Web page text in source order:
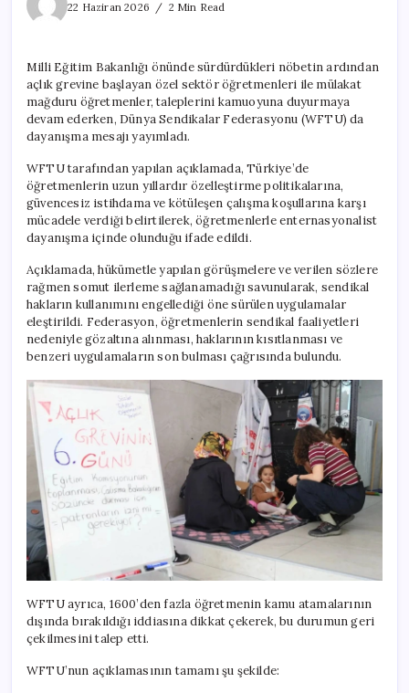
22 Haziran 2026
2 Min Read
uluslararası
destek
için
Milli Eğitim Bakanlığı önünde sürdürdükleri nöbetin ardından
açlık grevine başlayan özel sektör öğretmenleri ile mülakat
mağduru öğretmenler, taleplerini kamuoyuna duyurmaya
devam ederken, Dünya Sendikalar Federasyonu (WFTU) da
dayanışma mesajı yayımladı.
WFTU tarafından yapılan açıklamada, Türkiye’de
öğretmenlerin uzun yıllardır özelleştirme politikalarına,
güvencesiz istihdama ve kötüleşen çalışma koşullarına karşı
mücadele verdiği belirtilerek, öğretmenlerle enternasyonalist
dayanışma içinde olunduğu ifade edildi.
Açıklamada, hükümetle yapılan görüşmelere ve verilen sözlere
rağmen somut ilerleme sağlanamadığı savunularak, sendikal
hakların kullanımını engellediği öne sürülen uygulamalar
eleştirildi. Federasyon, öğretmenlerin sendikal faaliyetleri
nedeniyle gözaltına alınması, haklarının kısıtlanması ve
benzeri uygulamaların son bulması çağrısında bulundu.
WFTU ayrıca, 1600’den fazla öğretmenin kamu atamalarının
dışında bırakıldığı iddiasına dikkat çekerek, bu durumun geri
çekilmesini talep etti.
WFTU’nun açıklamasının tamamı şu şekilde: